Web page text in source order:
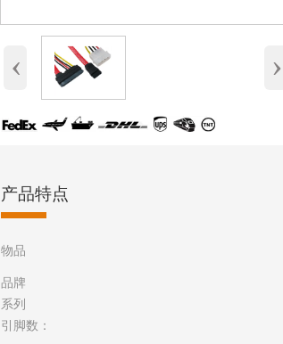
‹ ›
产品特点
物品
品牌
系列
引脚数：